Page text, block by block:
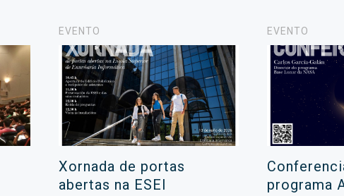
EVENTO
Xornada de portas
abertas na ESEI
EVENTO
programa